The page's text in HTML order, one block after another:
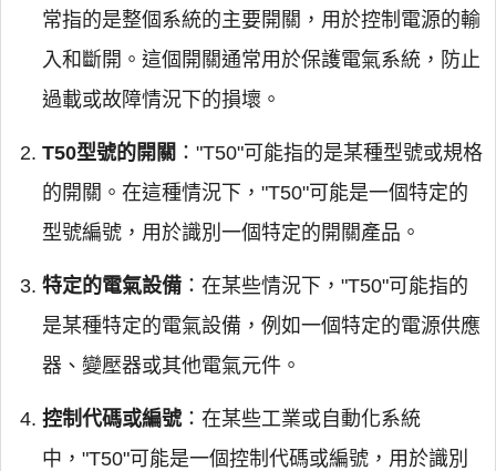
常指的是整個系統的主要開關，用於控制電源的輸
入和斷開。這個開關通常用於保護電氣系統，防止
過載或故障情況下的損壞。
T50型號的開關 ："T50"可能指的是某種型號或規格
的開關。在這種情況下，"T50"可能是一個特定的
型號編號，用於識別一個特定的開關產品。
特定的電氣設備 ：在某些情況下，"T50"可能指的
是某種特定的電氣設備，例如一個特定的電源供應
器、變壓器或其他電氣元件。
控制代碼或編號：在某些工業或自動化系統
中，"T50"可能是一個控制代碼或編號，用於識別